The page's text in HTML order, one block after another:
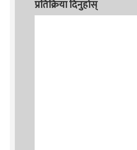
प्रतिक्रिया दिनुहोस्